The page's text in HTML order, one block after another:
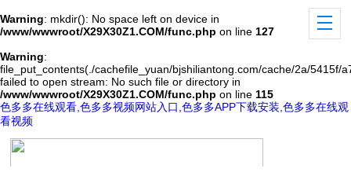
Warning: mkdir(): No space left on device in
/www/wwwroot/X29X30Z1.COM/func.php on line 127
Warning:
file_put_contents(./cachefile_yuan/bjshiliantong.com/cache/2a/5415f/
failed to open stream: No such file or directory in
/www/wwwroot/X29X30Z1.COM/func.php on line 115
色多多在线观看,色多多视频网站入口,色多多APP下载安装,色多多在线观
看视频